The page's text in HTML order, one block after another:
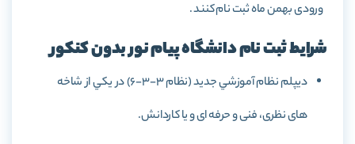
ورودی بهمن ماه ثبت نام کنند .
شرایط ثبت نام دانشگاه پیام نور بدون کنکور
ديپلم نظام آموزشي جديد (نظام 3-3-6) در يكي از شاخه
های نظری، فنی و حرفه ای و يا كاردانش.